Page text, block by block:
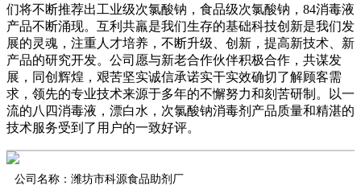
们将不断推荐出工业级次氯酸钠，食品级次氯酸钠，84消毒液
产品不断涌现。互利共羸是我们生存的基础科技创新是我们发
展的灵魂，注重人才培养，不断升级、创新，提高新技术、新
产品的研究开发。公司愿与新老合作伙伴积极合作，共谋发
展，同创辉煌，艰苦坚实诚信承诺实干实效确切了解顾客需
求，领先的专业技术来源于多年的不懈努力和刻苦研制。以一
流的八四消毒液，漂白水，次氯酸钠消毒剂产品质量和精湛的
技术服务受到了用户的一致好评。
公司名称：潍坊市科源食品助剂厂